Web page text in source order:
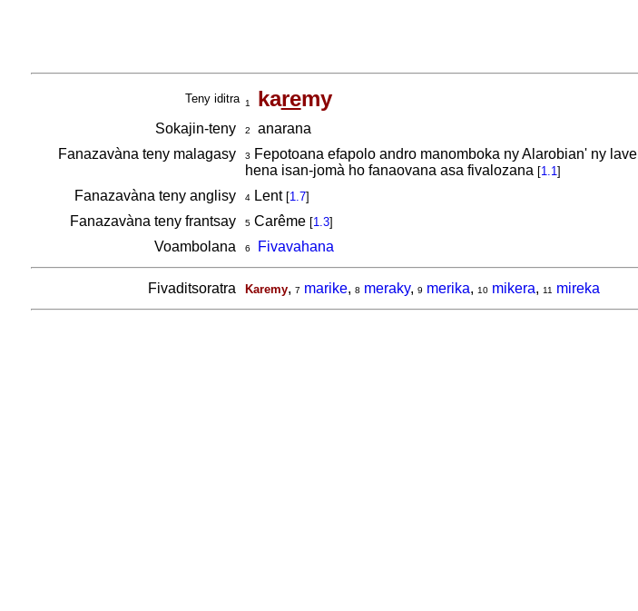
Teny iditra 1 karemy
Sokajin-teny 2
anarana
Fanazavàna teny malagasy
3
Fepotoana efapolo andro manomboka ny Alarobian' ny
hena isan-jomà ho fanaovana asa fivalozana [1.1]
Fanazavàna teny anglisy 4Lent [1.7]
Fanazavàna teny frantsay 5Carême [1.3]
Voambolana 6 Fivavahana
Fivaditsoratra Karemy, 7 marike, 8 meraky, 9 merika, 10 mikera, 11 mireka